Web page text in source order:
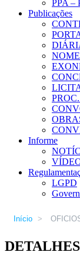
PPA
Publicações
Informe
LGPD
Início >